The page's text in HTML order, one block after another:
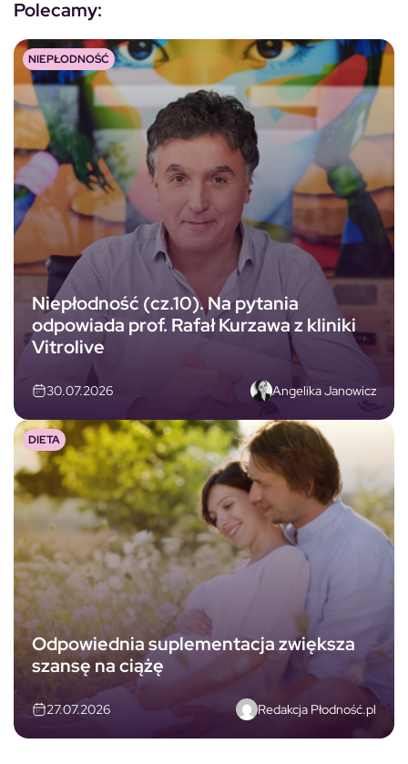
Polecamy:
Niepłodność (cz.10). Na pytania
odpowiada prof. Rafał Kurzawa z kliniki
Vitrolive
30.07.2026 Angelika Janowicz
NIEPŁODNOŚĆ
Odpowiednia suplementacja zwiększa
szansę na ciążę
27.07.2026 Redakcja Płodność.pl
DIETA